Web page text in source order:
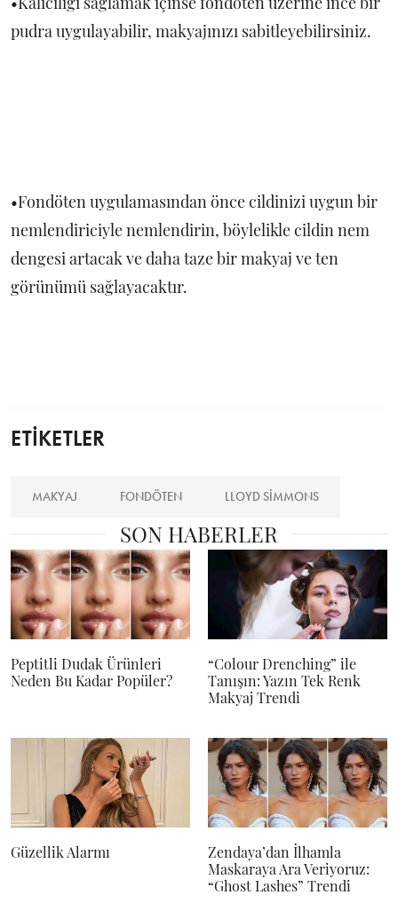
pudra uygulayabilir, makyajınızı sabitleyebilirsiniz.
•Fondöten uygulamasından önce cildinizi uygun bir
nemlendiriciyle nemlendirin, böylelikle cildin nem
dengesi artacak ve daha taze bir makyaj ve ten
görünümü sağlayacaktır.
ETİKETLER
MAKYAJ FONDÖTEN LLOYD SIMMONS
SON HABERLER
Peptitli Dudak Ürünleri
Neden Bu Kadar Popüler?
“Colour Drenching” ile
Tanışın: Yazın Tek Renk
Makyaj Trendi
Güzellik Alarmı
Zendaya’dan İlhamla
Maskaraya Ara Veriyoruz:
“Ghost Lashes” Trendi